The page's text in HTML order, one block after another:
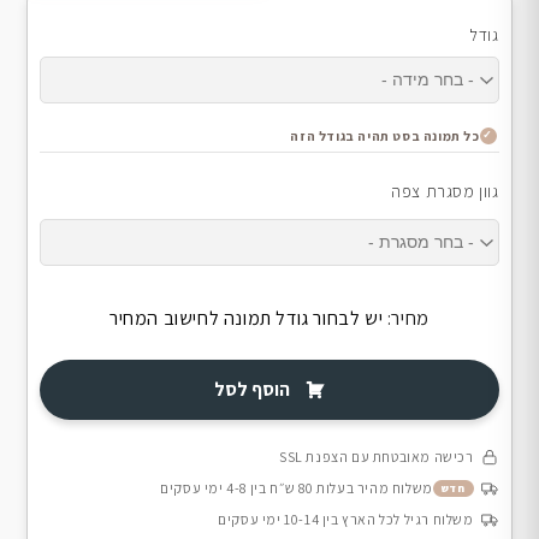
גודל
כל תמונה בסט תהיה בגודל הזה
גוון מסגרת צפה
מחיר: יש לבחור גודל תמונה לחישוב המחיר
הוסף לסל
רכישה מאובטחת עם הצפנת SSL
חדש
משלוח מהיר בעלות 80 ש״ח בין 4-8 ימי עסקים
משלוח רגיל לכל הארץ בין 10-14 ימי עסקים